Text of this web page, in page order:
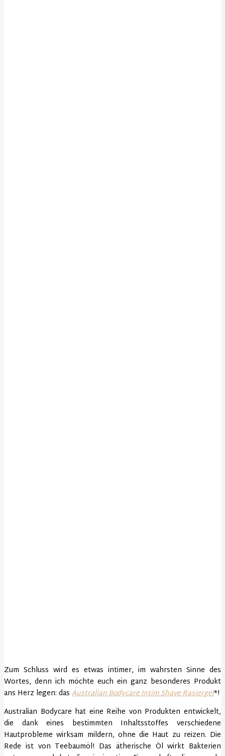
Zum Schluss wird es etwas intimer, im wahrsten Sinne des
Wortes, denn ich möchte euch ein ganz besonderes Produkt
ans Herz legen: das Australian Bodycare Intim Shave Rasiergel*!
Australian Bodycare hat eine Reihe von Produkten entwickelt,
die dank eines bestimmten Inhaltsstoffes verschiedene
Hautprobleme wirksam mildern, ohne die Haut zu reizen. Die
Rede ist von Teebaumöl! Das ätherische Öl wirkt Bakterien